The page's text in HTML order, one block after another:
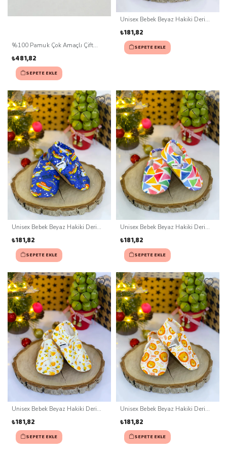
%100 Pamuk Çok Amaçlı Çift
₺481,82
SEPETE EKLE
Unisex Bebek Beyaz Hakiki Deri
₺181,82
SEPETE EKLE
Unisex Bebek Beyaz Hakiki Deri
₺181,82
SEPETE EKLE
Unisex Bebek Beyaz Hakiki Deri
₺181,82
SEPETE EKLE
Unisex Bebek Beyaz Hakiki Deri
₺181,82
SEPETE EKLE
Unisex Bebek Beyaz Hakiki Deri
₺181,82
SEPETE EKLE